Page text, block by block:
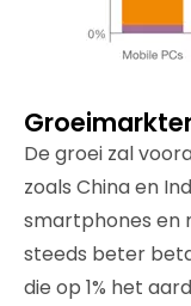
De groei zal
zoals China en
smartphones en
steeds beter
die op 1% het